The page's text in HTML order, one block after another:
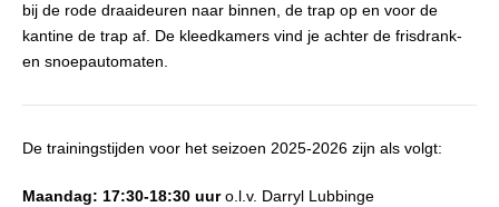
bij de rode draaideuren naar binnen, de trap op en voor de
kantine de trap af. De kleedkamers vind je achter de frisdrank-
en snoepautomaten.
De trainingstijden voor het seizoen 2025-2026 zijn als volgt:
Maandag: 17:30-18:30 uuro.l.v. Darryl Lubbinge